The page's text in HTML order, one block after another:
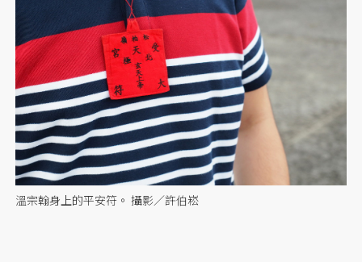
溫宗翰身上的平安符。 攝影／許伯崧